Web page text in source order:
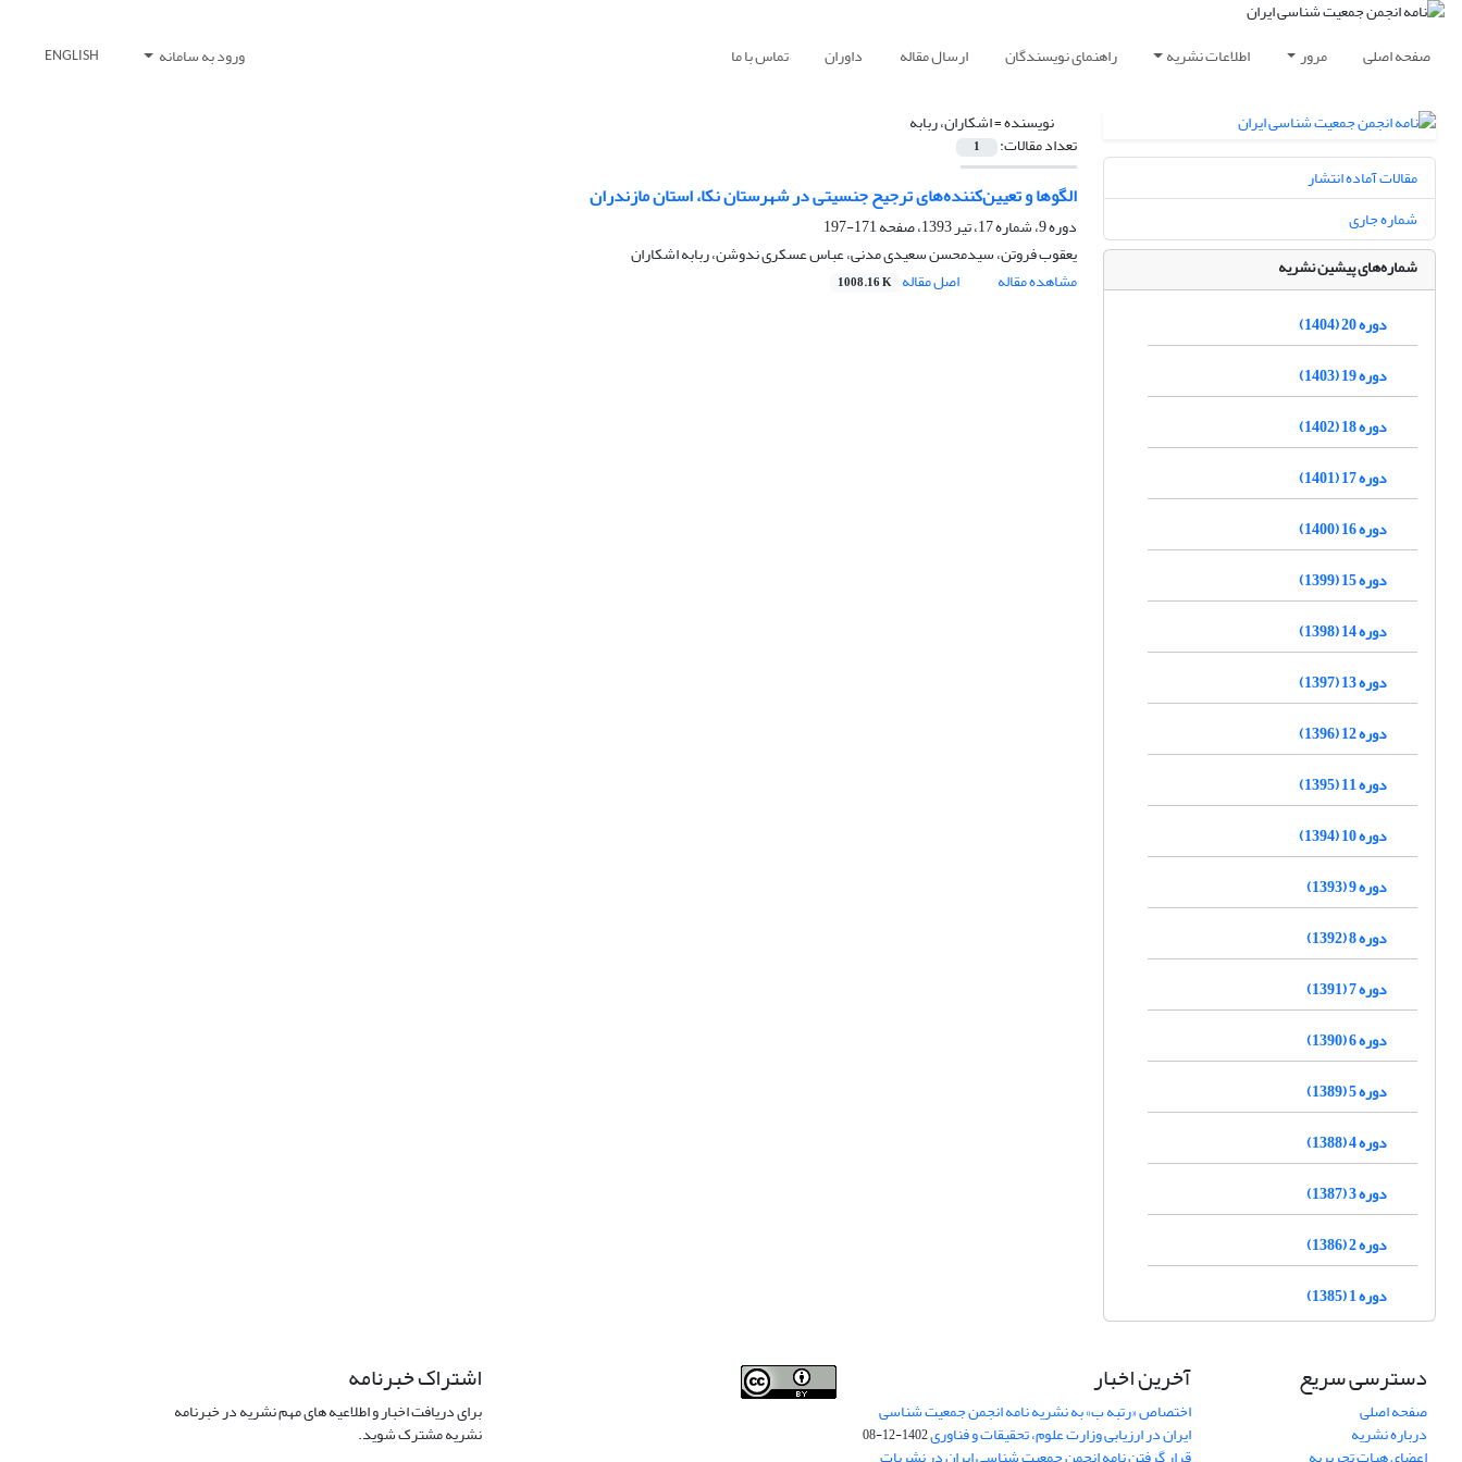
صفحه اصلی مرور اطلاعات نشریه راهنمای نویسندگان ارسال مقاله داوران تماس با ما ورود به سامانه ENGLISH
نویسنده =اشکاران، ربابه
تعداد مقالات: 1
الگوها و تعیین‌کننده‌های ترجیح جنسیتی در شهرستان نکا، استان مازندران
دوره 9، شماره 17، تیر 1393، صفحه
171-197
یعقوب فروتن، سیدمحسن سعیدی مدنی، عباس عسکری ندوشن، ربابه اشکاران
مشاهده مقاله
اصل مقاله 1008.16 K
مقالات آماده انتشار
شماره جاری
شماره‌های پیشین نشریه
دوره 20 (1404)
دوره 19 (1403)
دوره 18 (1402)
دوره 17 (1401)
دوره 16 (1400)
دوره 15 (1399)
دوره 14 (1398)
دوره 13 (1397)
دوره 12 (1396)
دوره 11 (1395)
دوره 10 (1394)
دوره 9 (1393)
دوره 8 (1392)
دوره 7 (1391)
دوره 6 (1390)
دوره 5 (1389)
دوره 4 (1388)
دوره 3 (1387)
دوره 2 (1386)
دوره 1 (1385)
دسترسی سریع
صفحه اصلی
درباره نشریه
آخرین اخبار
اختصاص «رتبه ب» به نشریه نامه انجمن جمعیت شناسی
ایران در ارزیابی وزارت علوم، تحقیقات و فناوری1402-12-08
اشتراک خبرنامه
برای دریافت اخبار و اطلاعیه های مهم نشریه در خبرنامه
نشریه مشترک شوید.